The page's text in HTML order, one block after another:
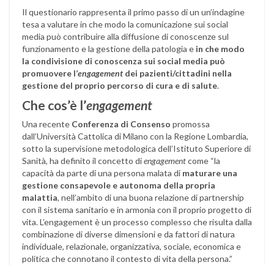
Il questionario rappresenta il primo passo di un un’indagine
tesa a valutare in che modo la comunicazione sui social
media può contribuire alla diffusione di conoscenze sul
funzionamento e la gestione della patologia e in che modo
la condivisione di conoscenza sui social media può
promuovere l’engagement dei pazienti/cittadini nella
gestione del proprio percorso di cura e di salute.
Che cos’è l’engagement
Una recente Conferenza di Consenso promossa
dall’Università Cattolica di Milano con la Regione Lombardia,
sotto la supervisione metodologica dell’Istituto Superiore di
Sanità, ha definito il concetto diengagementcome “la
capacità da parte di una persona malata di maturare una
gestione consapevole e autonoma della propria
malattia, nell’ambito di una buona relazione di partnership
con il sistema sanitario e in armonia con il proprio progetto di
vita. L’engagement è un processo complesso che risulta dalla
combinazione di diverse dimensioni e da fattori di natura
individuale, relazionale, organizzativa, sociale, economica e
politica che connotano il contesto di vita della persona.”